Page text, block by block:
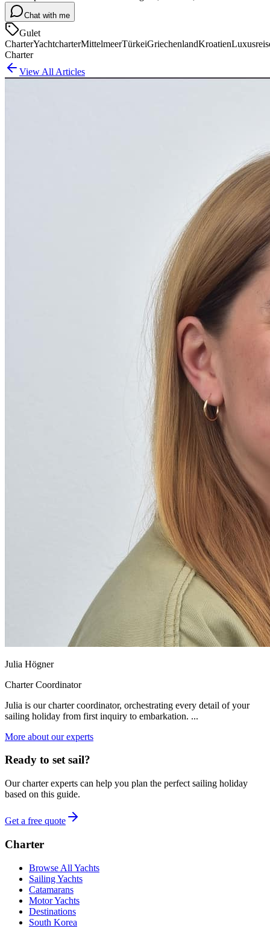
Chat with me
Gulet
CharterYachtcharterMittelmeerTürkeiGriechenlandKroatien
Charter
View All Articles
Julia Högner
Charter Coordinator
Julia is our charter coordinator, orchestrating every detail of your
sailing holiday from first inquiry to embarkation. ...
More about our experts
Ready to set sail?
Our charter experts can help you plan the perfect sailing holiday
based on this guide.
Get a free quote
Charter
Browse All Yachts
Sailing Yachts
Catamarans
Motor Yachts
Destinations
South Korea